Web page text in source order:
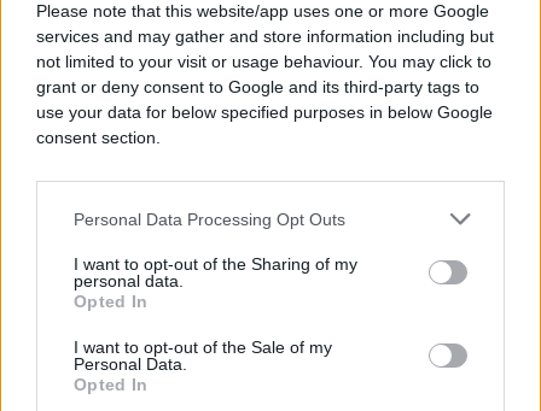
Please note that this website/app uses one or more Google
services and may gather and store information including but
not limited to your visit or usage behaviour. You may click to
grant or deny consent to Google and its third-party tags to
use your data for below specified purposes in below Google
consent section.
Personal Data Processing Opt Outs
I want to opt-out of the Sharing of my
personal data.
Opted In
I want to opt-out of the Sale of my
Personal Data.
Opted In
Nakon toga otkazan joj je niz koncerata u našoj
zemlji.
#jelena karleusa